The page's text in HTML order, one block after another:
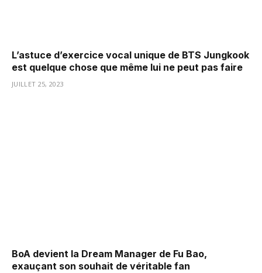
L’astuce d’exercice vocal unique de BTS Jungkook
est quelque chose que même lui ne peut pas faire
JUILLET 25, 2023
BoA devient la Dream Manager de Fu Bao,
exauçant son souhait de véritable fan